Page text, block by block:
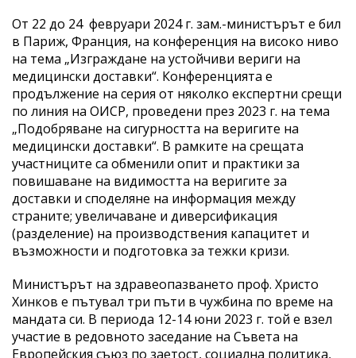
От 22 до 24 февруари 2024 г. зам.-министърът е бил
в Париж, Франция, на конференция на високо ниво
на тема „Изграждане на устойчиви вериги на
медицински доставки“. Конференцията е
продължение на серия от няколко експертни срещи
по линия на ОИСР, проведени през 2023 г. на тема
„Подобряване на сигурността на веригите на
медицински доставки“. В рамките на срещата
участниците са обменили опит и практики за
повишаване на видимостта на веригите за
доставки и споделяне на информация между
страните; увеличаване и диверсификация
(разделение) на производствения капацитет и
възможности и подготовка за тежки кризи.
Министърът на здравеопазването проф. Христо
Хинков е пътувал три пъти в чужбина по време на
мандата си. В периода 12-14 юни 2023 г. той е взел
участие в редовното заседание на Съвета на
Европейския съюз по заетост, социална политика,